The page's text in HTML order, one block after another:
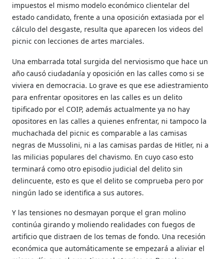
impuestos el mismo modelo económico clientelar del
estado candidato, frente a una oposición extasiada por el
cálculo del desgaste, resulta que aparecen los videos del
picnic con lecciones de artes marciales.
Una embarrada total surgida del nerviosismo que hace un
año causó ciudadanía y oposición en las calles como si se
viviera en democracia. Lo grave es que ese adiestramiento
para enfrentar opositores en las calles es un delito
tipificado por el COIP, además actualmente ya no hay
opositores en las calles a quienes enfrentar, ni tampoco la
muchachada del picnic es comparable a las camisas
negras de Mussolini, ni a las camisas pardas de Hitler, ni a
las milicias populares del chavismo. En cuyo caso esto
terminará como otro episodio judicial del delito sin
delincuente, esto es que el delito se comprueba pero por
ningún lado se identifica a sus autores.
Y las tensiones no desmayan porque el gran molino
continúa girando y moliendo realidades con fuegos de
artificio que distraen de los temas de fondo. Una recesión
económica que automáticamente se empezará a aliviar el